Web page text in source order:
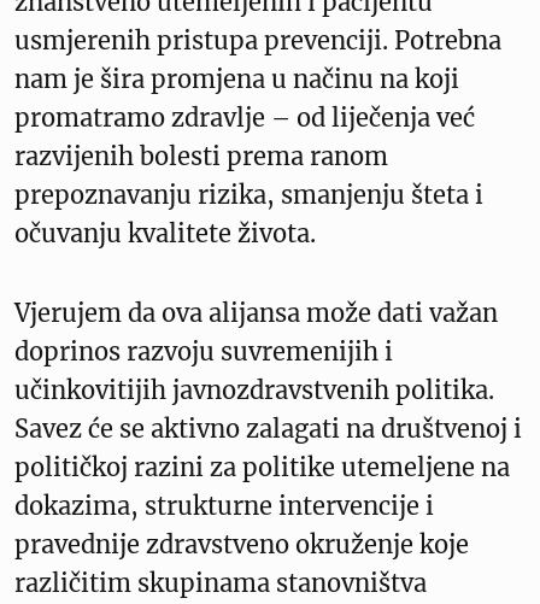
usmjerenih pristupa prevenciji. Potrebna
nam je šira promjena u načinu na koji
promatramo zdravlje – od liječenja već
razvijenih bolesti prema ranom
prepoznavanju rizika, smanjenju šteta i
očuvanju kvalitete života.
Vjerujem da ova alijansa može dati važan
doprinos razvoju suvremenijih i
učinkovitijih javnozdravstvenih politika.
Savez će se aktivno zalagati na društvenoj i
političkoj razini za politike utemeljene na
dokazima, strukturne intervencije i
pravednije zdravstveno okruženje koje
različitim skupinama stanovništva